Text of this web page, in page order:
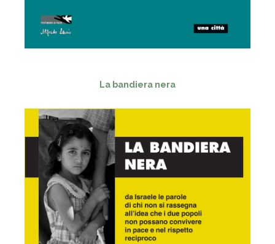
La bandiera nera